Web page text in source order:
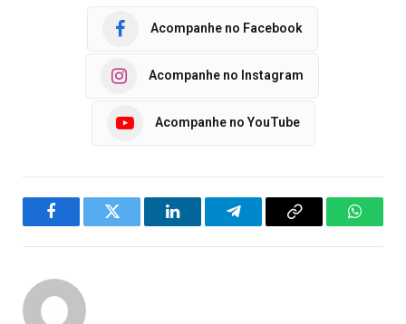
Acompanhe no Facebook
Acompanhe no Instagram
Acompanhe no YouTube
FacebookTwitter LinkedInTelegramCopy